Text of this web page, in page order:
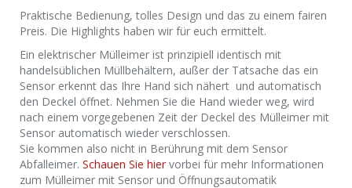
Praktische Bedienung, tolles Design und das zu einem fairen
Preis. Die Highlights haben wir für euch ermittelt.
Ein elektrischer Mülleimer ist prinzipiell identisch mit
handelsüblichen Müllbehältern, außer der Tatsache das ein
Sensor erkennt das Ihre Hand sich nähert und automatisch
den Deckel öffnet. Nehmen Sie die Hand wieder weg, wird
nach einem vorgegebenen Zeit der Deckel des Mülleimer mit
Sensor automatisch wieder verschlossen.
Sie kommen also nicht in Berührung mit dem Sensor
Abfalleimer. Schauen Sie hier vorbei für mehr Informationen
zum Mülleimer mit Sensor und Öffnungsautomatik